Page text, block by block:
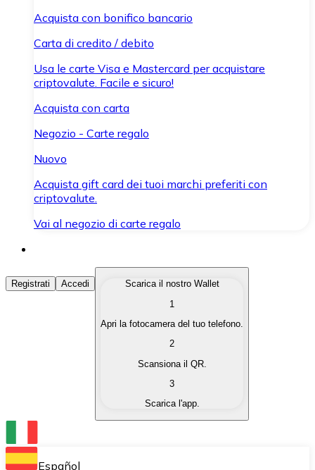
Acquista con bonifico bancario
Carta di credito / debito
Usa le carte Visa e Mastercard per acquistare
criptovalute. Facile e sicuro!
Acquista con carta
Negozio - Carte regalo
Nuovo
Acquista gift card dei tuoi marchi preferiti con
criptovalute.
Vai al negozio di carte regalo
Acquista Criptovalute
Acquista le criptovalute che ti interessano in modo
Converti le tue criptovalute in valuta fiat quando ne
Scambia una criptovaluta con un'altra
Conserva le tue cripto in un Wallet self-custodial.
Registrati Accedi
Scarica il nostro Wallet
1
Apri la fotocamera del tuo telefono.
2
Scansiona il QR.
3
Scarica l'app.
Español